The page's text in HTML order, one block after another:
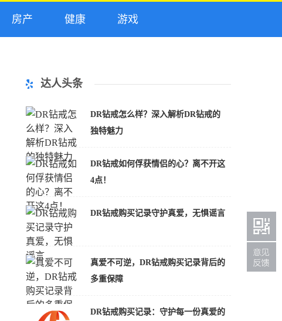
房产 健康 游戏
达人头条
DR钻戒怎么样？深入解析DR钻戒的
独特魅力
DR钻戒如何俘获情侣的心？离不开这
4点！
DR钻戒购买记录守护真爱，无惧谣言
真爱不可逆，DR钻戒购买记录背后的
多重保障
DR钻戒购买记录：守护每一份真爱的